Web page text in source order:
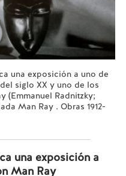
una exposición a uno de
siglo XX y uno de los
(Emmanuel Radnitzky;
Man Ray . Obras 1912-
una exposición a
Man Ray